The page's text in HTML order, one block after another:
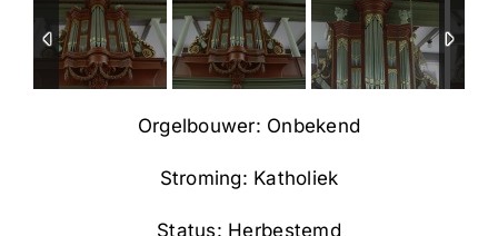
Orgelbouwer: Onbekend
Stroming: Katholiek
Status: Herbestemd